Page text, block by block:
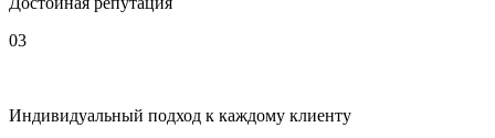
03
Индивидуальный подход к каждому клиенту